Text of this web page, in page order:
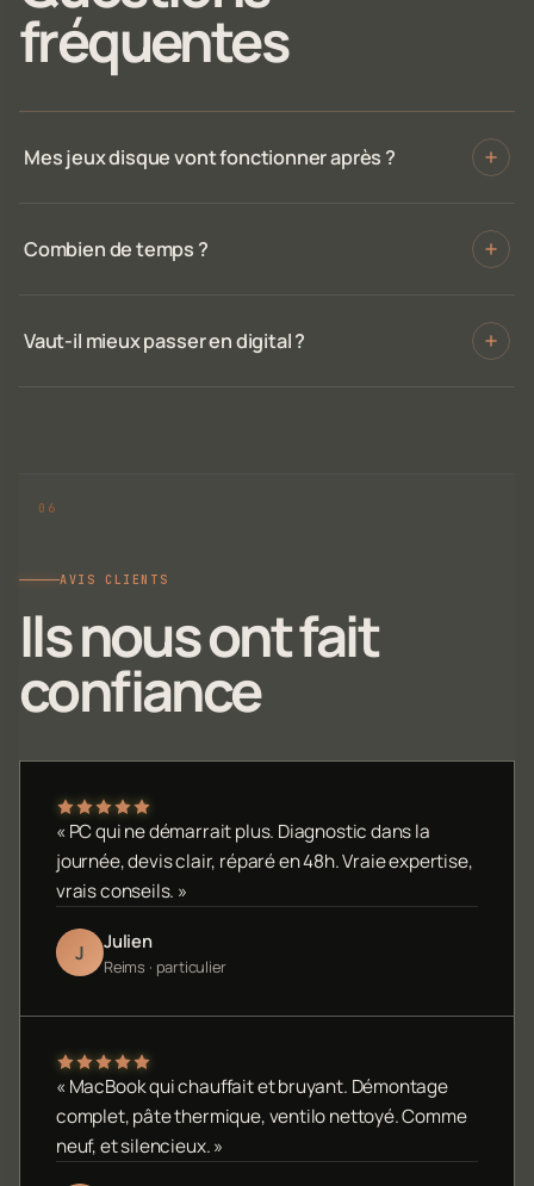
fréquentes
Mes jeux disque vont fonctionner après ?
Combien de temps ?
Vaut-il mieux passer en digital ?
AVIS CLIENTS
Ils nous ont fait
confiance
« PC qui ne démarrait plus. Diagnostic dans la
journée, devis clair, réparé en 48h. Vraie expertise,
vrais conseils. »
J Julien
Reims · particulier
« MacBook qui chauffait et bruyant. Démontage
complet, pâte thermique, ventilo nettoyé. Comme
neuf, et silencieux. »